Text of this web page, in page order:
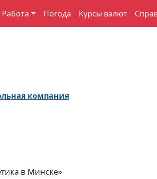
Работа Погода Курсы валют
компания
в Минске»